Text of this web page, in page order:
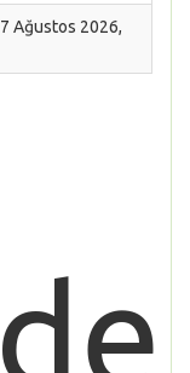
Ağustos 2026,